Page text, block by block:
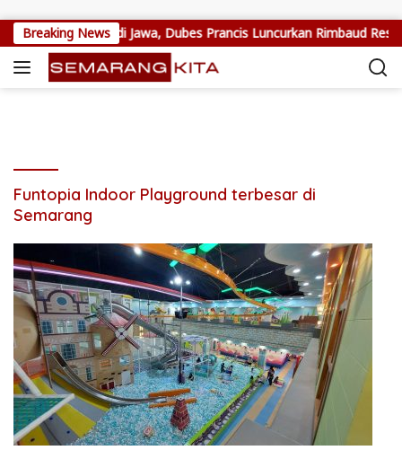
Breaking News
Arthur Rimbaud di Jawa, Dubes Prancis Luncurkan Rimbaud
Funtopia Indoor Playground terbesar di
Semarang